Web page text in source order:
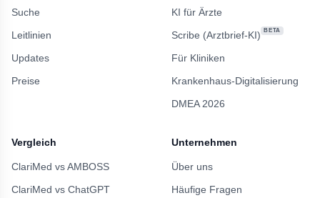
Suche
Leitlinien
Updates
Preise
KI für Ärzte
Scribe (Arztbrief-KI)
BETA
Für Kliniken
Krankenhaus-Digitalisierung
DMEA 2026
Vergleich
ClariMed vs AMBOSS
ClariMed vs ChatGPT
Unternehmen
Über uns
Häufige Fragen